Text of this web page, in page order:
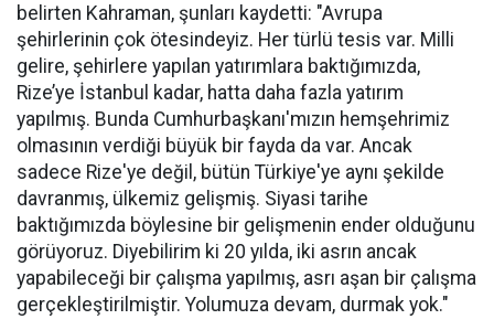
belirten Kahraman, şunları kaydetti: "Avrupa
şehirlerinin çok ötesindeyiz. Her türlü tesis var. Milli
gelire, şehirlere yapılan yatırımlara baktığımızda,
Rize’ye İstanbul kadar, hatta daha fazla yatırım
yapılmış. Bunda Cumhurbaşkanı'mızın hemşehrimiz
olmasının verdiği büyük bir fayda da var. Ancak
sadece Rize'ye değil, bütün Türkiye'ye aynı şekilde
davranmış, ülkemiz gelişmiş. Siyasi tarihe
baktığımızda böylesine bir gelişmenin ender olduğunu
görüyoruz. Diyebilirim ki 20 yılda, iki asrın ancak
yapabileceği bir çalışma yapılmış, asrı aşan bir çalışma
gerçekleştirilmiştir. Yolumuza devam, durmak yok."